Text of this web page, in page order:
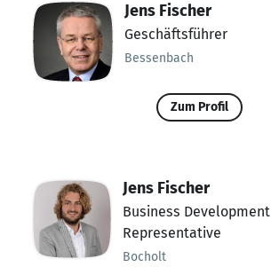
Jens Fischer
Geschäftsführer
Bessenbach
Zum Profil
Jens Fischer
Business Development
Representative
Bocholt